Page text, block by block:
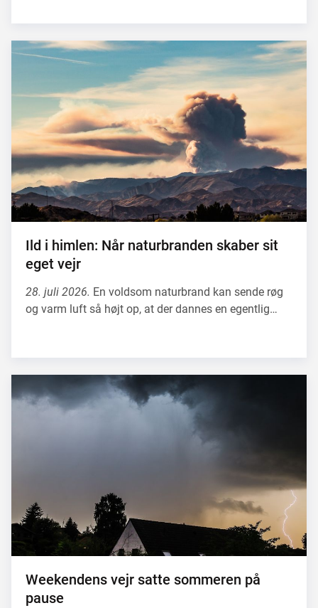
Ild i himlen: Når naturbranden skaber sit
eget vejr
28. juli 2026. En voldsom naturbrand kan sende røg
og varm luft så højt op, at der dannes en egentlig…
Weekendens vejr satte sommeren på
pause